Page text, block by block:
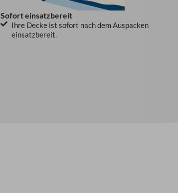
Sofort einsatzbereit
Ihre Decke ist sofort nach dem Auspacken
einsatzbereit.